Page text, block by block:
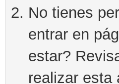
No tienes
entrar en
estar?
realizar esta